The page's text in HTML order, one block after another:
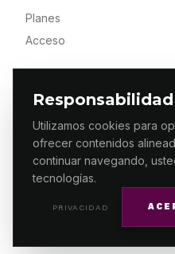
Utilizamos cookies para
ofrecer contenidos
continuar navegando,
tecnologías.
PRIVACIDAD
Planes
Acceso
© 2026 ES PRIMERA MX.
RESERVADOS / DESIGN